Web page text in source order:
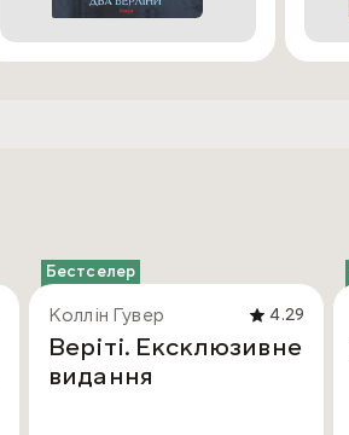
Бестселер
Коллін Гувер 4.29
Веріті. Ексклюзивне
видання